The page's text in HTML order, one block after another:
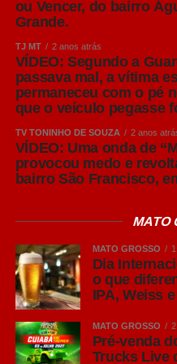
aumentando em
começou 2026 mais cara.
entrar em peso no leilão,
se somar à pressão
atenção.
Outro ponto que merece
pretendo discutir
posicionamento
passionais. Antes de
instrumento de
o impacto comercial dessa
para construir
de diferentes perfis. Em
diálogo continua sendo
ou Vencer, do bairro
Grande.
TJ MT 2 anos atrás
VÍDEO: Segundo a
passava mal, a vítima
permaneceu com o pé
que o veículo pegasse
TV TONINHO DE SOUZA 2 anos
VÍDEO: Uma onda de
provocou medo e
bairro São Francisco,
MATO
MATO GROSSO
Dia
o que
IPA, Weiss
MATO GROSSO
Pré-venda
Trucks Live